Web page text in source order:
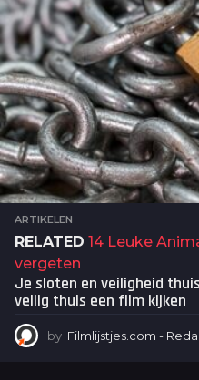
ARTIKELEN
RELATED 14 Leuke
vergeten
Je sloten en veiligheid
veilig thuis een film kijken
by Filmlijstjes.com -